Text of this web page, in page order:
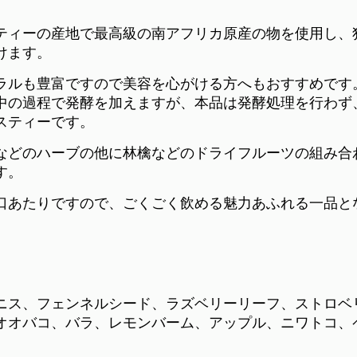
ーの産地で最高級の南アフリカ原産の物を使用し
す。
も豊富ですので美容を心がける方へもおすすめです
過程で発酵を加えますが、本品は発酵処理を行わ
ィーです。
のハーブの他に林檎などのドライフルーツの組み
たりですので、ごくごく飲める魅力あふれる一品
、フェンネルシード、ラズベリーリーフ、ストロベ
バコ、バラ、レモンバーム、アップル、ニワトコ